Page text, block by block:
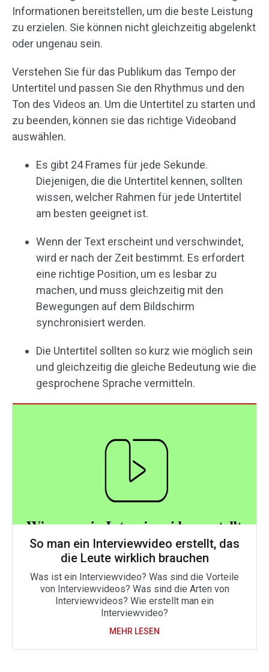
Informationen bereitstellen, um die beste Leistung
zu erzielen. Sie können nicht gleichzeitig abgelenkt
oder ungenau sein.
Verstehen Sie für das Publikum das Tempo der
Untertitel und passen Sie den Rhythmus und den
Ton des Videos an. Um die Untertitel zu starten und
zu beenden, können sie das richtige Videoband
auswählen.
Es gibt 24 Frames für jede Sekunde.
Diejenigen, die die Untertitel kennen, sollten
wissen, welcher Rahmen für jede Untertitel
am besten geeignet ist.
Wenn der Text erscheint und verschwindet,
wird er nach der Zeit bestimmt. Es erfordert
eine richtige Position, um es lesbar zu
machen, und muss gleichzeitig mit den
Bewegungen auf dem Bildschirm
synchronisiert werden.
Die Untertitel sollten so kurz wie möglich sein
und gleichzeitig die gleiche Bedeutung wie die
gesprochene Sprache vermitteln.
So man ein Interviewvideo erstellt, das
die Leute wirklich brauchen
Was ist ein Interviewvideo? Was sind die Vorteile
von Interviewvideos? Was sind die Arten von
Interviewvideos? Wie erstellt man ein
Interviewvideo?
MEHR LESEN